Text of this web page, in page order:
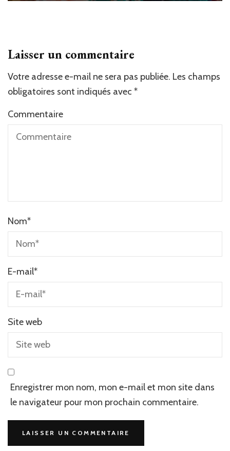
Laisser un commentaire
Votre adresse e-mail ne sera pas publiée. Les champs
obligatoires sont indiqués avec *
Commentaire
Nom*
E-mail*
Site web
Enregistrer mon nom, mon e-mail et mon site dans
le navigateur pour mon prochain commentaire.